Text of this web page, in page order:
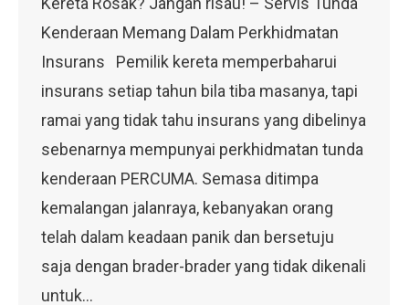
Kenderaan Memang Dalam Perkhidmatan
Insurans Pemilik kereta memperbaharui
insurans setiap tahun bila tiba masanya, tapi
ramai yang tidak tahu insurans yang dibelinya
sebenarnya mempunyai perkhidmatan tunda
kenderaan PERCUMA. Semasa ditimpa
kemalangan jalanraya, kebanyakan orang
telah dalam keadaan panik dan bersetuju
saja dengan brader-brader yang tidak dikenali
untuk…